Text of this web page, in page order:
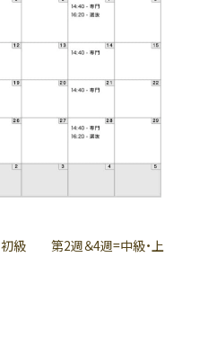
初級 第2週＆4週=中級・上